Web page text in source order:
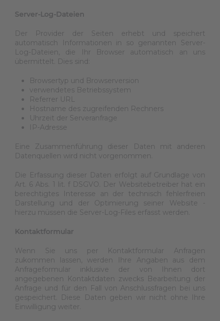
Server-Log-Dateien
Der Provider der Seiten erhebt und speichert
automatisch Informationen in so genannten Server-
Log-Dateien, die Ihr Browser automatisch an uns
übermittelt. Dies sind:
Browsertyp und Browserversion
verwendetes Betriebssystem
Referrer URL
Hostname des zugreifenden Rechners
Uhrzeit der Serveranfrage
IP-Adresse
Eine Zusammenführung dieser Daten mit anderen
Datenquellen wird nicht vorgenommen.
Die Erfassung dieser Daten erfolgt auf Grundlage von
Art. 6 Abs. 1 lit. f DSGVO. Der Websitebetreiber hat ein
berechtigtes Interesse an der technisch fehlerfreien
Darstellung und der Optimierung seiner Website -
hierzu müssen die Server-Log-Files erfasst werden.
Kontaktformular
Wenn Sie uns per Kontaktformular Anfragen
zukommen lassen, werden Ihre Angaben aus dem
Anfrageformular inklusive der von Ihnen dort
angegebenen Kontaktdaten zwecks Bearbeitung der
Anfrage und für den Fall von Anschlussfragen bei uns
gespeichert. Diese Daten geben wir nicht ohne Ihre
Einwilligung weiter.